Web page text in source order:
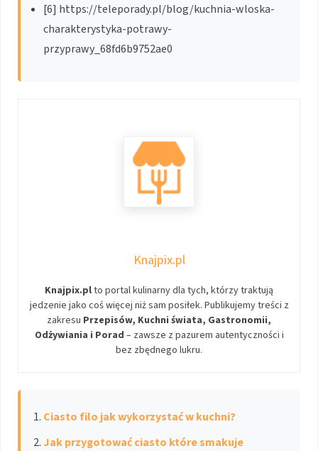
[6] https://teleporady.pl/blog/kuchnia-wloska-
charakterystyka-potrawy-
przyprawy_68fd6b9752ae0
Knajpix.pl
Knajpix.plto portal kulinarny dla tych, którzy traktują
jedzenie jako coś więcej niż sam posiłek. Publikujemy treści z
zakresu Przepisów, Kuchni świata, Gastronomii,
Odżywiania i Porad – zawsze z pazurem autentyczności i
bez zbędnego lukru.
Ciasto filo jak wykorzystać w kuchni?
Jak przygotować ciasto które smakuje